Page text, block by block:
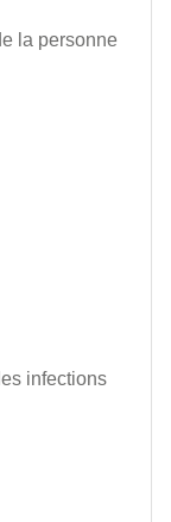
la personne
infections